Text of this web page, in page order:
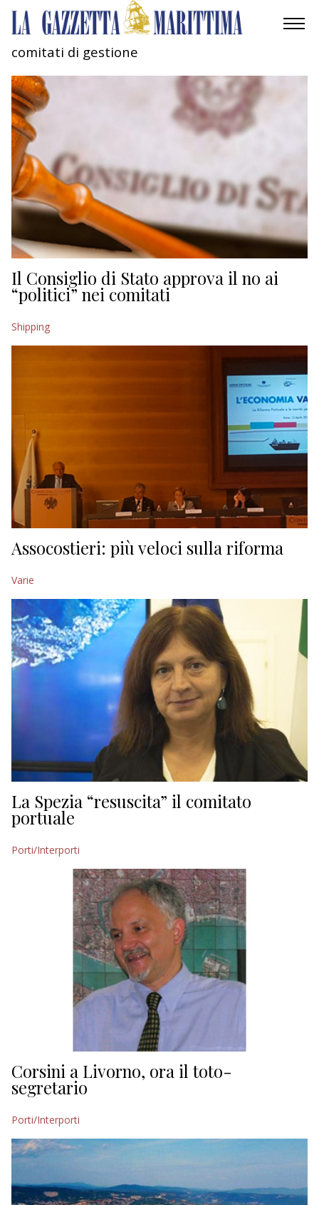
MOBILITÀ
INDUSTRIA
RICERCA
ECONOMIA
TURISMO
CULTURA
NAUTICA
EDITORIALI
comitati di gestione
Il Consiglio di Stato approva il no ai
“politici” nei comitati
Shipping
Assocostieri: più veloci sulla riforma
Varie
La Spezia “resuscita” il comitato
portuale
Porti/Interporti
Corsini a Livorno, ora il toto-
segretario
Porti/Interporti